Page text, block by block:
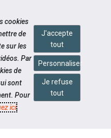
cookies
de
sur les
Par
de
sont
Pour
ici.
J'accepte
tout
Personnaliser
Je refuse
tout